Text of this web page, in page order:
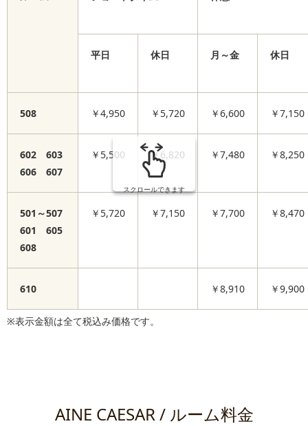
平日 休日 月～金 休日
508 ￥4,950 ￥5,720 ￥6,600 ￥7,150
602 603
606 607
￥5,500 ￥6,820 ￥7,480 ￥8,250
501～507
601 605
608
￥5,720 ￥7,150 ￥7,700 ￥8,470
610 ￥8,910 ￥9,900
※表示金額は全て税込み価格です。
スクロールできます
AINE CAESAR / ルーム料金